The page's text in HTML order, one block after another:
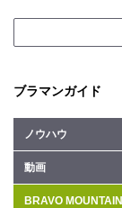
ブラマンガイド
ノウハウ
動画
BRAVO